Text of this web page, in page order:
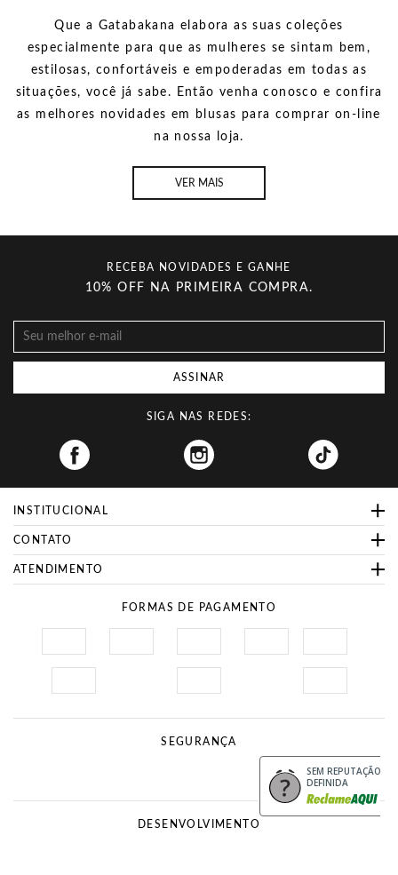
Que a Gatabakana elabora as suas coleções
especialmente para que as mulheres se sintam bem,
estilosas, confortáveis e empoderadas em todas as
situações, você já sabe. Então venha conosco e confira
as melhores novidades em blusas para comprar on-line
na nossa loja.
VER MAIS
RECEBA NOVIDADES E GANHE
10% OFF NA PRIMEIRA COMPRA.
ASSINAR
SIGA NAS REDES:
Facebook
INSTITUCIONAL
CONTATO
ATENDIMENTO
FORMAS DE PAGAMENTO
SEGURANÇA
SEM REPUTAÇÃO
DEFINIDA
DESENVOLVIMENTO